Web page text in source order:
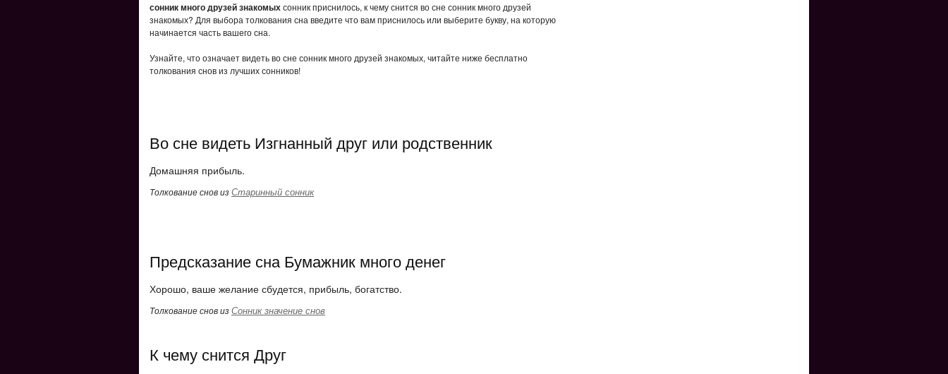
сонник много друзей знакомыхсонник приснилось, к чему снится во сне сонник много друзей
знакомых? Для выбора толкования сна введите что вам приснилось или выберите букву, на которую
начинается часть вашего сна.
Узнайте, что означает видеть во сне сонник много друзей знакомых, читайте ниже бесплатно
толкования снов из лучших сонников!
Во сне видеть Изгнанный друг или родственник
Домашняя прибыль.
Толкование снов изСтаринный сонник
Предсказание сна Бумажник много денег
Хорошо, ваше желание сбудется, прибыль, богатство.
Толкование снов изСонник значение снов
К чему снится Друг